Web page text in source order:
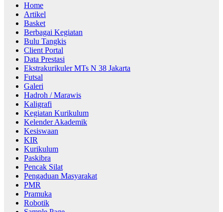
Home
Artikel
Basket
Berbagai Kegiatan
Bulu Tangkis
Client Portal
Data Prestasi
Ekstrakurikuler MTs N 38 Jakarta
Futsal
Galeri
Hadroh / Marawis
Kaligrafi
Kegiatan Kurikulum
Kelender Akademik
Kesiswaan
KIR
Kurikulum
Paskibra
Pencak Silat
Pengaduan Masyarakat
PMR
Pramuka
Robotik